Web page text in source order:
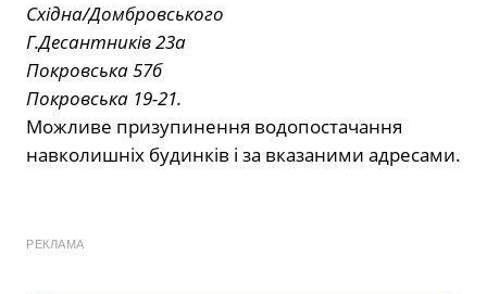
Східна/Домбровського
Г.Десантників 23а
Покровська 57б
Покровська 19-21.
Можливе призупинення водопостачання
навколишніх будинків і за вказаними адресами.
РЕКЛАМА